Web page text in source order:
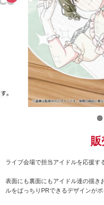
ACE COMBAT
パックマン
ナムコクラシック
スサノオマジック
ガンダムシリーズ
販
ライブ会場で担当アイドルを応援す
表面にも裏面にもアイドル達の描き
ルをばっちりPRできるデザインがポ